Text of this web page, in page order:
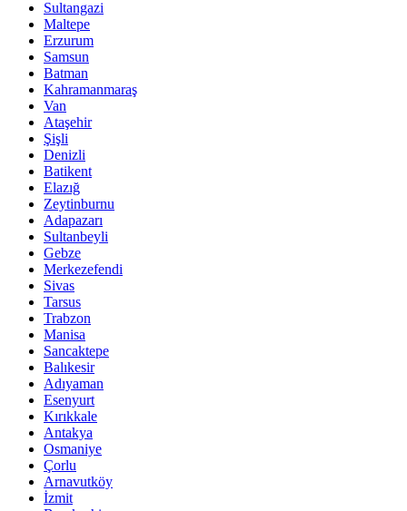
Sultangazi
Maltepe
Erzurum
Samsun
Batman
Kahramanmaraş
Van
Ataşehir
Şişli
Denizli
Batikent
Elazığ
Zeytinburnu
Adapazarı
Sultanbeyli
Gebze
Merkezefendi
Sivas
Tarsus
Trabzon
Manisa
Sancaktepe
Balıkesir
Adıyaman
Esenyurt
Kırıkkale
Antakya
Osmaniye
Çorlu
Arnavutköy
İzmit